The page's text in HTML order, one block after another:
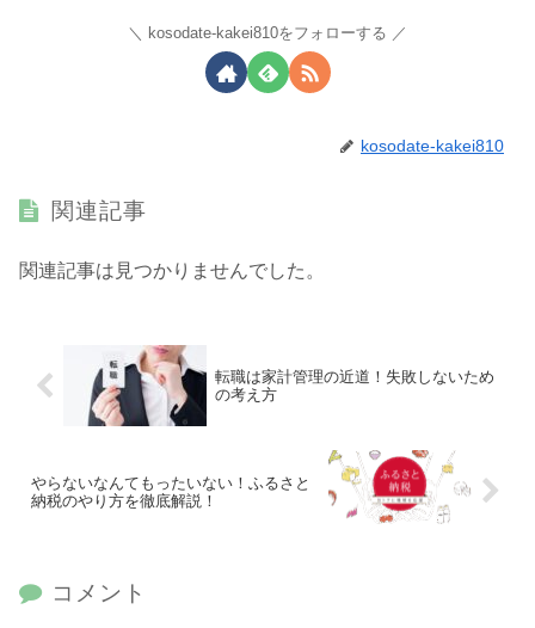
kosodate-kakei810をフォローする
kosodate-kakei810
関連記事
関連記事は見つかりませんでした。
転職は家計管理の近道！失敗しないため
の考え方
やらないなんてもったいない！ふるさと
納税のやり方を徹底解説！
コメント